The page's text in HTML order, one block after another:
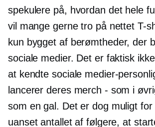
spekulere på, hvordan det hele
vil mange gerne tro på nettet T-
kun bygget af berømtheder, der
sociale medier. Det er faktisk
at kendte sociale medier-
lancerer deres merch - som i
som en gal. Det er dog muligt for
uanset antallet af følgere, at